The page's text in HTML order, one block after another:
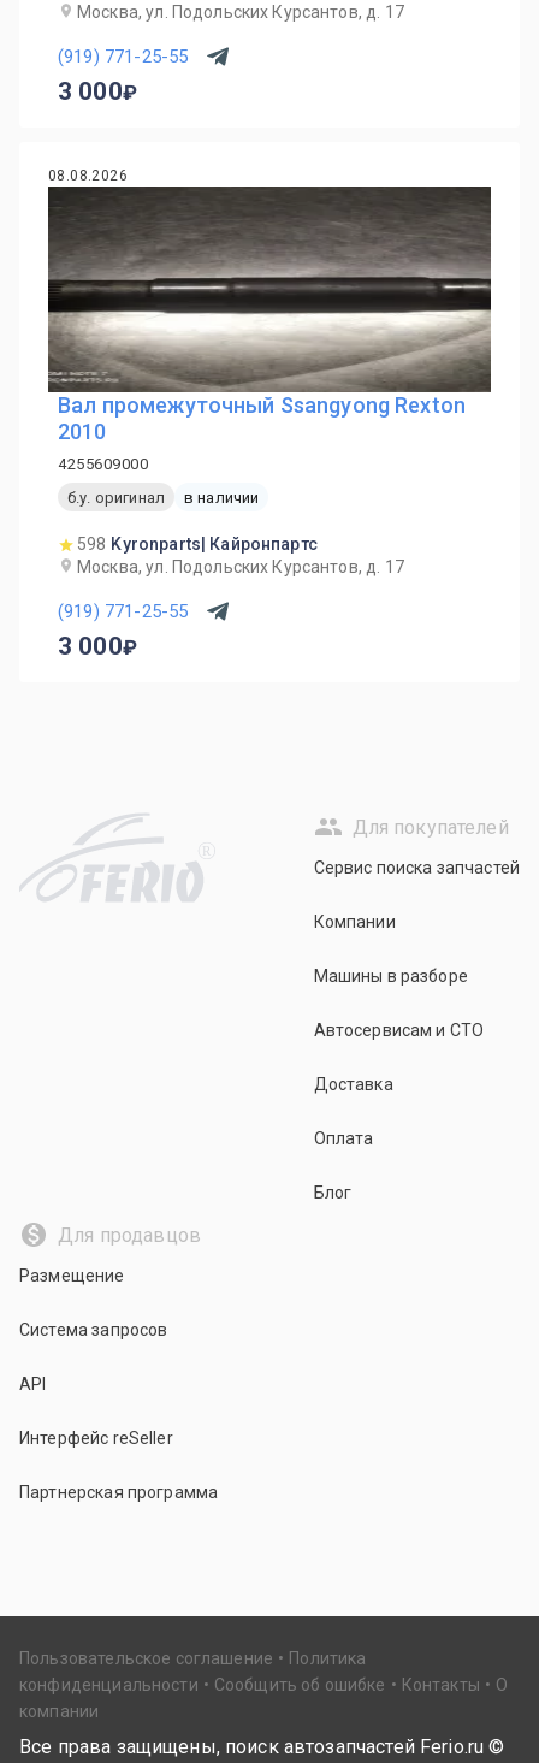
Москва, ул. Подольских Курсантов, д. 17
(919) 771-25-55
3 000
08.08.2026
Вал промежуточный Ssangyong Rexton
2010
4255609000
б.у. оригинал
в наличии
598 Kyronparts| Кайронпартс
Москва, ул. Подольских Курсантов, д. 17
(919) 771-25-55
3 000
R
Для покупателей
Сервис поиска запчастей
Компании
Машины в разборе
Автосервисам и СТО
Доставка
Оплата
Блог
Для продавцов
Размещение
Система запросов
API
Интерфейс reSeller
Партнерская программа
Пользовательское соглашение
Политика
конфиденциальности
Сообщить об ошибке Контакты
О
компании
Все права защищены, поиск автозапчастей Ferio.ru ©